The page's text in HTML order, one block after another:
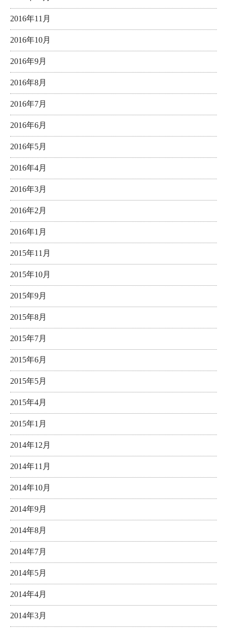
2016年11月
2016年10月
2016年9月
2016年8月
2016年7月
2016年6月
2016年5月
2016年4月
2016年3月
2016年2月
2016年1月
2015年11月
2015年10月
2015年9月
2015年8月
2015年7月
2015年6月
2015年5月
2015年4月
2015年1月
2014年12月
2014年11月
2014年10月
2014年9月
2014年8月
2014年7月
2014年5月
2014年4月
2014年3月